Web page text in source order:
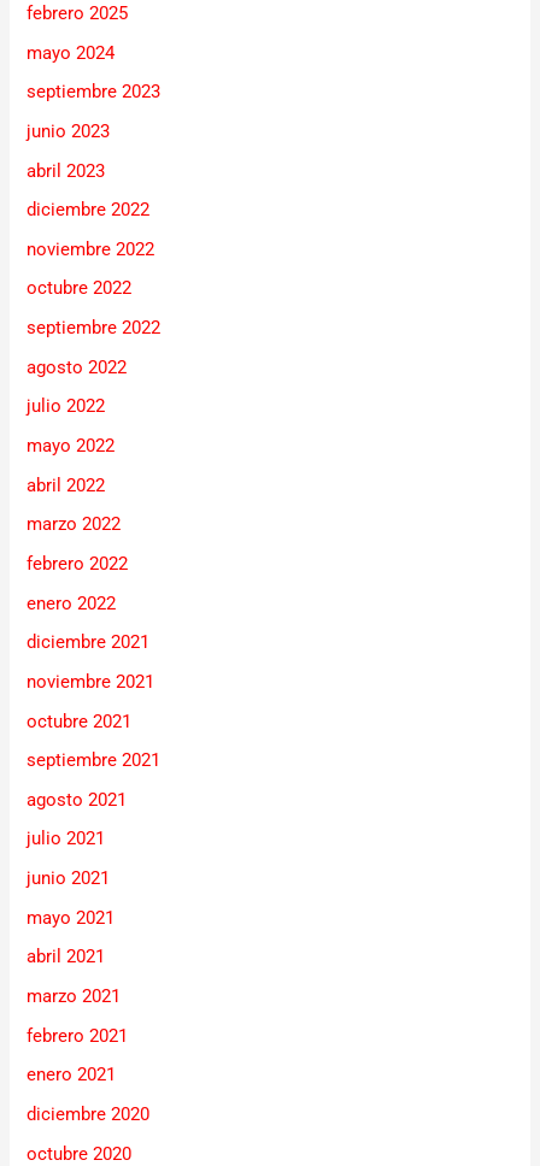
febrero 2025
mayo 2024
septiembre 2023
junio 2023
abril 2023
diciembre 2022
noviembre 2022
octubre 2022
septiembre 2022
agosto 2022
julio 2022
mayo 2022
abril 2022
marzo 2022
febrero 2022
enero 2022
diciembre 2021
noviembre 2021
octubre 2021
septiembre 2021
agosto 2021
julio 2021
junio 2021
mayo 2021
abril 2021
marzo 2021
febrero 2021
enero 2021
diciembre 2020
octubre 2020